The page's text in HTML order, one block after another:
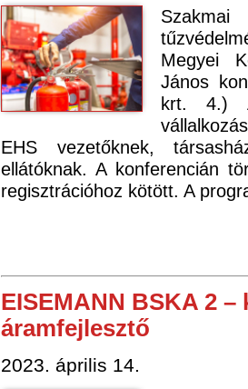
Megyei
János
krt. 4.)
EHS vezetőknek,
ellátóknak. A konferencián
regisztrációhoz kötött. A
EISEMANN BSKA 2
áramfejlesztő
2023. április 14.